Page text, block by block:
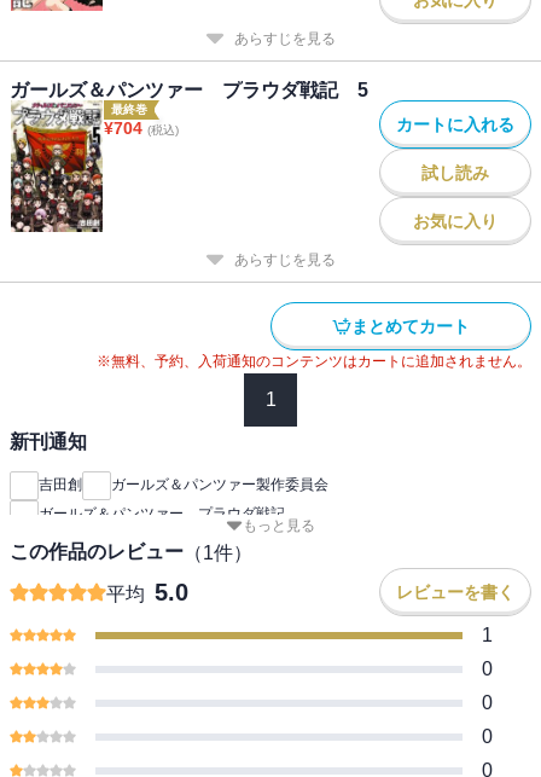
あらすじを見る
ガールズ＆パンツァー プラウダ戦記 5
最終巻
¥704 (税込) カートに入れる
試し読み
お気に入り
あらすじを見る
まとめてカート
※無料、予約、入荷通知のコンテンツはカートに追加されません。
1
新刊通知
吉田創
ガールズ＆パンツァー製作委員会
ガールズ＆パンツァー プラウダ戦記
もっと見る
この作品のレビュー （1件）
平均 5.0 レビューを書く
1
0
0
0
0